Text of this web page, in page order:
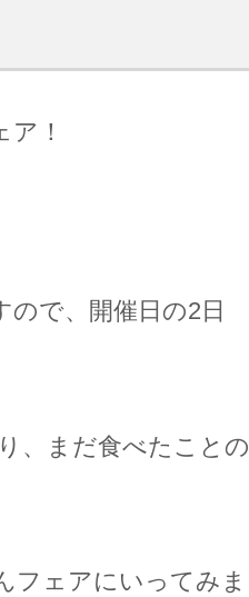
！
で、開催日の2日
、まだ食べたことの
フェアにいってみま